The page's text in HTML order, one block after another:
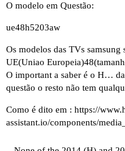
O modelo em Questão:
ue48h5203aw
Os modelos das TVs
UE(Uniao
O important a saber é o H…
questão o resto não tem
Como é dito em : https://
assistant.io/components/